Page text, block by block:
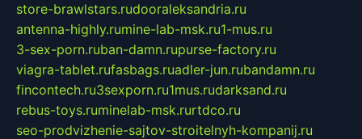
store-brawlstars.rudooraleksandria.ru
antenna-highly.rumine-lab-msk.ru1-mus.ru
3-sex-porn.ruban-damn.rupurse-factory.ru
viagra-tablet.rufasbags.ruadler-jun.rubandamn.ru
fincontech.ru3sexporn.ru1mus.rudarksand.ru
rebus-toys.ruminelab-msk.rurtdco.ru
seo-prodvizhenie-sajtov-stroitelnyh-kompanij.ru